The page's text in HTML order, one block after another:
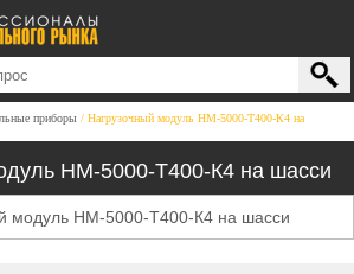
приборы
Нагрузочный модуль НМ-5000-Т400-К4 на
НМ-5000-Т400-К4 на шасси